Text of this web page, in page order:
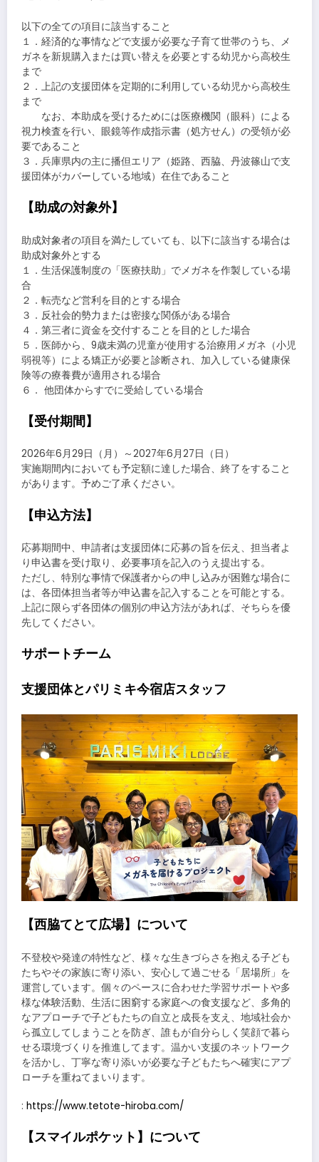
以下の全ての項目に該当すること
１．経済的な事情などで支援が必要な子育て世帯のうち、メ
ガネを新規購入または買い替えを必要とする幼児から高校生
まで
２．上記の支援団体を定期的に利用している幼児から高校生
まで
なお、本助成を受けるためには医療機関（眼科）による
視力検査を行い、眼鏡等作成指示書（処方せん）の受領が必
要であること
３．兵庫県内の主に播但エリア（姫路、西脇、丹波篠山で支
援団体がカバーしている地域）在住であること
【助成の対象外】
助成対象者の項目を満たしていても、以下に該当する場合は
助成対象外とする
１．生活保護制度の「医療扶助」でメガネを作製している場
合
２．転売など営利を目的とする場合
３．反社会的勢力または密接な関係がある場合
４．第三者に資金を交付することを目的とした場合
５．医師から、9歳未満の児童が使用する治療用メガネ（小児
弱視等）による矯正が必要と診断され、加入している健康保
険等の療養費が適用される場合
６． 他団体からすでに受給している場合
【受付期間】
2026年6月29日（月）～2027年6月27日（日）
実施期間内においても予定額に達した場合、終了をすること
があります。予めご了承ください。
【申込方法】
応募期間中、申請者は支援団体に応募の旨を伝え、担当者よ
り申込書を受け取り、必要事項を記入のうえ提出する。
ただし、特別な事情で保護者からの申し込みが困難な場合に
は、各団体担当者等が申込書を記入することを可能とする。
上記に限らず各団体の個別の申込方法があれば、そちらを優
先してください。
サポートチーム
支援団体とパリミキ今宿店スタッフ
【西脇てとて広場】について
不登校や発達の特性など、様々な生きづらさを抱える子ども
たちやその家族に寄り添い、安心して過ごせる「居場所」を
運営しています。個々のペースに合わせた学習サポートや多
様な体験活動、生活に困窮する家庭への食支援など、多角的
なアプローチで子どもたちの自立と成長を支え、地域社会か
ら孤立してしまうことを防ぎ、誰もが自分らしく笑顔で暮ら
せる環境づくりを推進してます。温かい支援のネットワーク
を活かし、丁寧な寄り添いが必要な子どもたちへ確実にアプ
ローチを重ねてまいります。
: https://www.tetote-hiroba.com/
【スマイルポケット】について